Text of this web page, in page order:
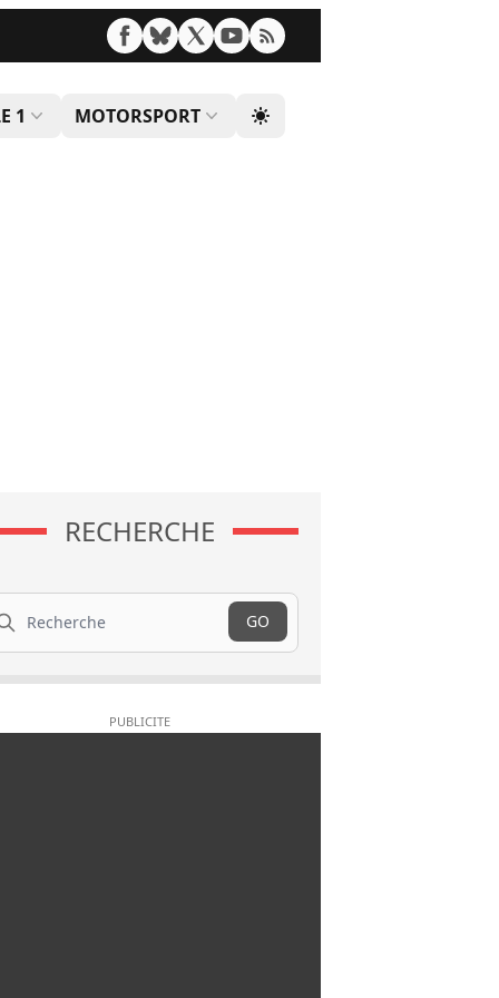
1 MOTORSPORT
RECHERCHE
GO